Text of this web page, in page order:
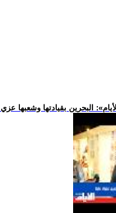
البحرين بقيادتها وشعبها عزي